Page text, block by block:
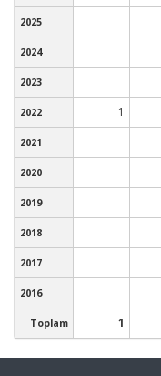
2025
2024
2023
2022 1
2021
2020
2019
2018
2017
2016
Toplam 1